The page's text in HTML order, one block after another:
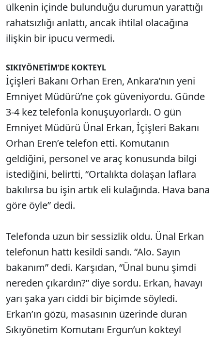
ülkenin içinde bulunduğu durumun yarattığı
rahatsızlığı anlattı, ancak ihtilal olacağına
ilişkin bir ipucu vermedi.
SIKIYÖNETİM’DE KOKTEYL
İçişleri Bakanı Orhan Eren, Ankara’nın yeni
Emniyet Müdürü’ne çok güveniyordu. Günde
3-4 kez telefonla konuşuyorlardı. O gün
Emniyet Müdürü Ünal Erkan, İçişleri Bakanı
Orhan Eren’e telefon etti. Komutanın
geldiğini, personel ve araç konusunda bilgi
istediğini, belirtti, “Ortalıkta dolaşan laflara
bakılırsa bu işin artık eli kulağında. Hava bana
göre öyle” dedi.
Telefonda uzun bir sessizlik oldu. Ünal Erkan
telefonun hattı kesildi sandı. “Alo. Sayın
bakanım” dedi. Karşıdan, “Ünal bunu şimdi
nereden çıkardın?” diye sordu. Erkan, havayı
yarı şaka yarı ciddi bir biçimde söyledi.
Erkan’ın gözü, masasının üzerinde duran
Sıkıyönetim Komutanı Ergun’un kokteyl